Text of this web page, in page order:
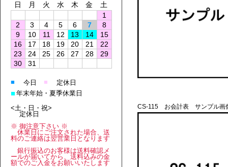
CS-115 お会計表 サンプル画
日
月 火 水 木 金
土
1
2
3 4 5 6 7
8
9
10 11 12 13 14
15
16
17 18 19 20 21
22
23
24 25 26 27 28
29
30
31
■ 今日 ■ 定休日
■年末年始・夏季休業日
<土・日・祝>
定休日
※ 御注意下さい ※
休業日にご注文された場合、送
料のご連絡は翌営業日となります
銀行振込のお客様は送料確認メ
ールが届いてから、送料込みの金
額でのご入金をお願いいたします